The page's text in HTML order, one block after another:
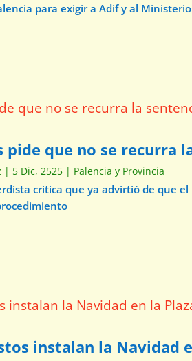
para exigir a Adif y al
pide que no se recurra
| 5 Dic, 2525 | Palencia y Provincia
critica que ya advirtió de que
instalan la Navidad